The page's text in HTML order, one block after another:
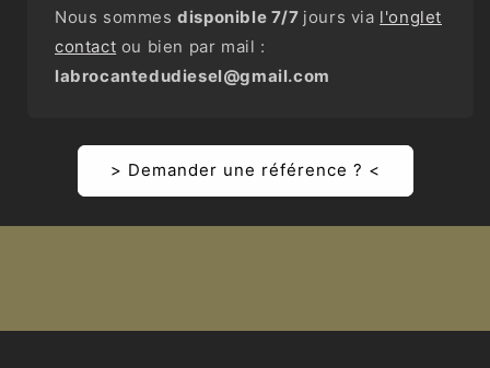
Nous sommesdisponible 7/7 jours via l'onglet
contact ou bien par mail :
labrocantedudiesel@gmail.com
> Demander une référence ? <